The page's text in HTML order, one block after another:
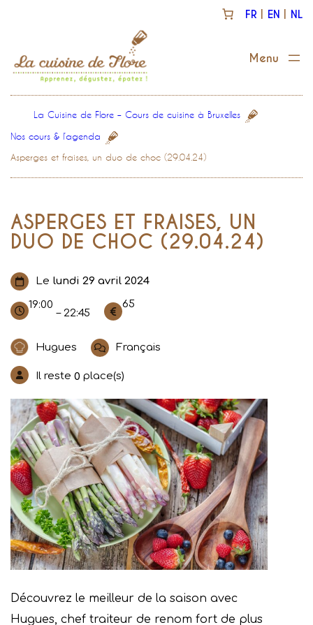
FR EN NL
La Cuisine de Flore – Cours de cuisine à Bruxelles
Nos cours & l’agenda
Asperges et fraises, un duo de choc (29.04.24)
ASPERGES ET FRAISES, UN
DUO DE CHOC (29.04.24)
Le lundi 29 avril 2024
19:00
– 22:45
65
Hugues Français
Il reste 0 place(s)
Découvrez le meilleur de la saison avec
Hugues, chef traiteur de renom fort de plus